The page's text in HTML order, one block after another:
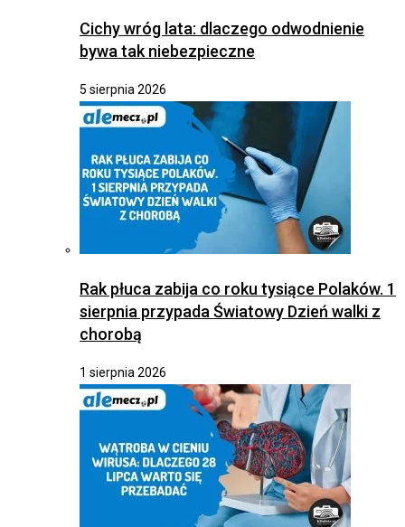
Cichy wróg lata: dlaczego odwodnienie
bywa tak niebezpieczne
5 sierpnia 2026
Rak płuca zabija co roku tysiące Polaków. 1
sierpnia przypada Światowy Dzień walki z
chorobą
1 sierpnia 2026